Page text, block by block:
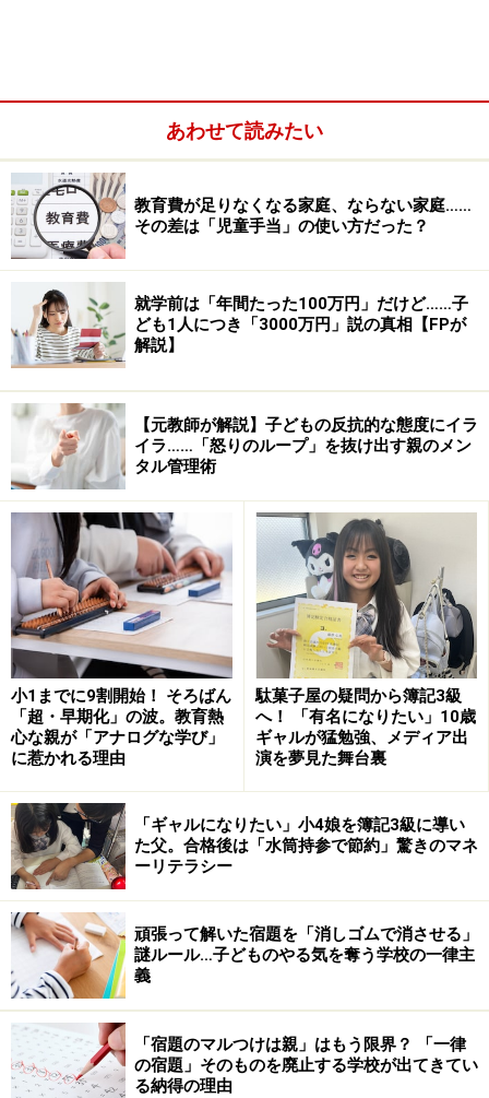
いつも流せる子供の言動が、いちいち引っかかる
同じことをくどくど言っている
いつもは使わない程のひどい言葉を子供にあびせて
いる
お腹のあたりがモヤモヤしてくる
心のなかで、文句がぐるぐると浮かぶ
イライラしている自分をどう認知するか、それは十人十
色です。正しい、間違えているということはありませ
ん。大切なのは、自分のイライラした状態に気がつくこ
と。そのためにも、イライラした時の自分の体の感覚、
言葉づかい等よく観察をしてみましょう。
⇒このことに気がつけるようになったら、次のステップ
です。
※記事内容は執筆時点のものです。最新の内容をご確認くださ
い。
※乳幼児の発育には個人差があります。記事内容は全ての乳幼児
への有効性を保証するものではありません。気になる徴候が見ら
れる場合は、自己判断せず、必ず医療機関に相談してください。
次のページへ
あわせて読みたい
教育費が足りなくなる家庭、ならない家庭……
その差は「児童手当」の使い方だった？
就学前は「年間たった100万円」だけど……子
ども1人につき「3000万円」説の真相【FPが
解説】
【元教師が解説】子どもの反抗的な態度にイラ
イラ……「怒りのループ」を抜け出す親のメン
タル管理術
小1までに9割開始！ そろばん
「超・早期化」の波。教育熱
心な親が「アナログな学び」
に惹かれる理由
駄菓子屋の疑問から簿記3級
へ！ 「有名になりたい」10歳
ギャルが猛勉強、メディア出
演を夢見た舞台裏
「ギャルになりたい」小4娘を簿記3級に導い
た父。合格後は「水筒持参で節約」驚きのマネ
ーリテラシー
頑張って解いた宿題を「消しゴムで消させる」
謎ルール…子どものやる気を奪う学校の一律主
義
「宿題のマルつけは親」はもう限界？ 「一律
の宿題」そのものを廃止する学校が出てきてい
る納得の理由